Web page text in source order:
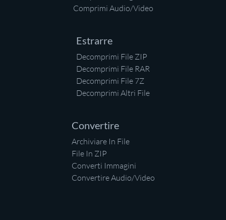
Comprimi Audio/Video
Estrarre
Decomprimi File ZIP
Decomprimi File RAR
Decomprimi File 7Z
Decomprimi Altri File
Convertire
Archiviare In File
File In ZIP
Converti Immagini
Convertire Audio/Video